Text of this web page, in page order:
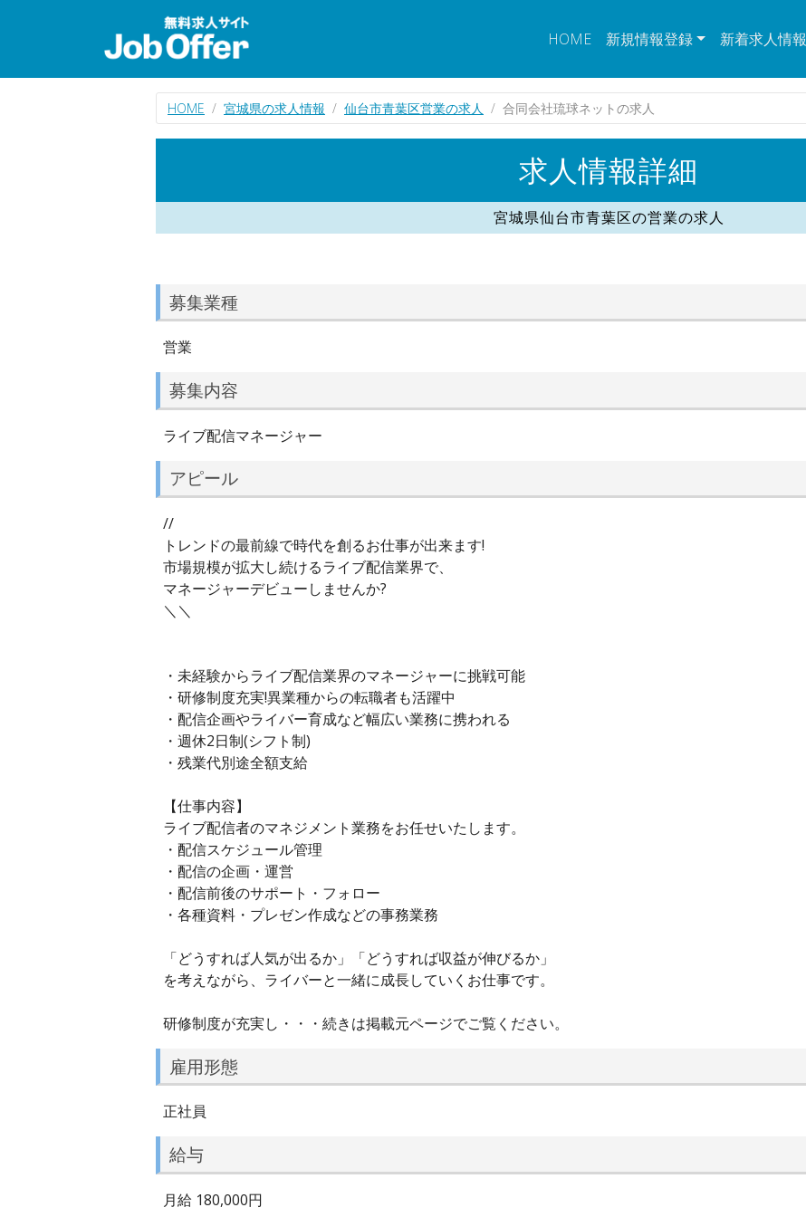
HOME 新規情報登録 新着求人情報
HOME 宮城県の求人情報 仙台市青葉区営業の求人 合同会社琉球ネットの求人
求人情報詳細
宮城県仙台市青葉区の営業の求人
募集業種
営業
募集内容
ライブ配信マネージャー
アピール
//
トレンドの最前線で時代を創るお仕事が出来ます!
市場規模が拡大し続けるライブ配信業界で、
マネージャーデビューしませんか?
＼＼
・未経験からライブ配信業界のマネージャーに挑戦可能
・研修制度充実!異業種からの転職者も活躍中
・配信企画やライバー育成など幅広い業務に携われる
・週休2日制(シフト制)
・残業代別途全額支給
【仕事内容】
ライブ配信者のマネジメント業務をお任せいたします。
・配信スケジュール管理
・配信の企画・運営
・配信前後のサポート・フォロー
・各種資料・プレゼン作成などの事務業務
「どうすれば人気が出るか」「どうすれば収益が伸びるか」
を考えながら、ライバーと一緒に成長していくお仕事です。
研修制度が充実し・・・続きは掲載元ページでご覧ください。
雇用形態
正社員
給与
月給 180,000円